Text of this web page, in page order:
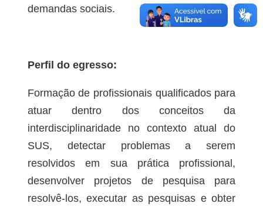
demandas sociais.
Perfil do egresso:
Formação de profissionais qualificados para
atuar dentro dos conceitos da
interdisciplinaridade no contexto atual do
SUS, detectar problemas a serem
resolvidos em sua prática profissional,
desenvolver projetos de pesquisa para
resolvê-los, executar as pesquisas e obter